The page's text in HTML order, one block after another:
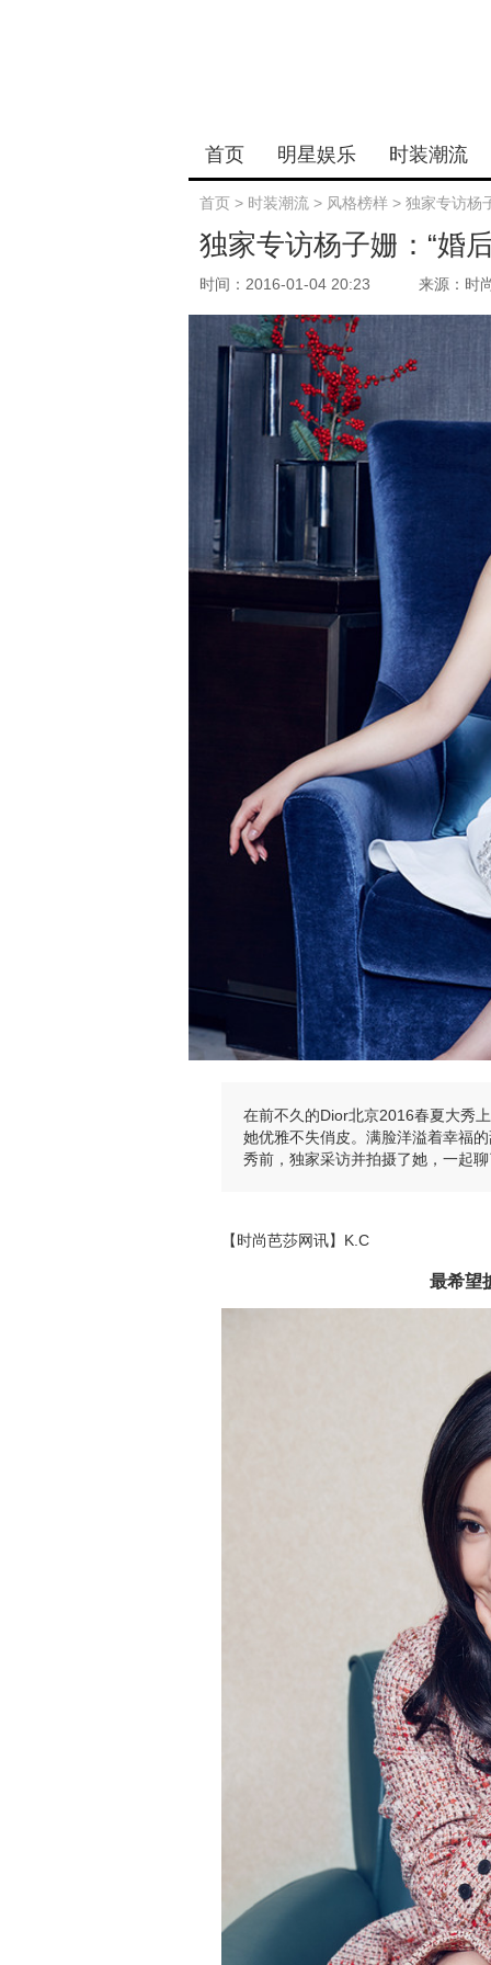
首页 明星娱乐 时装潮流
首页 > 时装潮流 > 风格榜样 > 独家专访杨
独家专访杨子姗：“婚
时间：2016-01-04 20:23 来源：时
在前不久的Dior北京2016春夏大秀
她优雅不失俏皮。满脸洋溢着幸福
秀前，独家采访并拍摄了她，一起
【时尚芭莎网讯】K.C
最希望